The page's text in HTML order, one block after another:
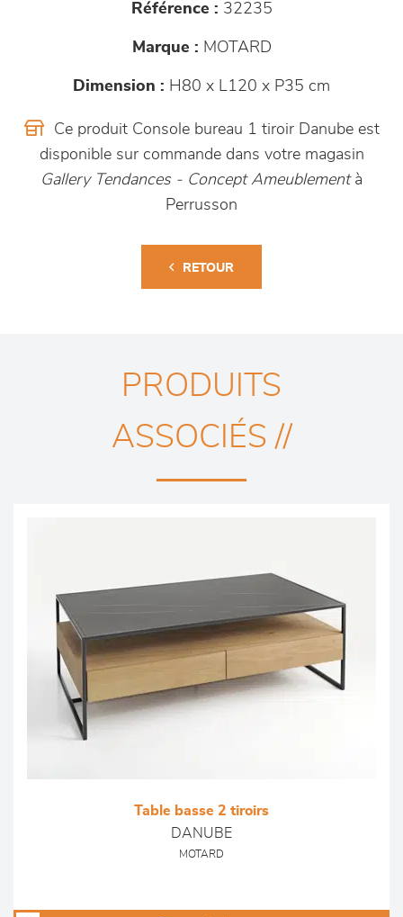
Référence : 32235
Marque : MOTARD
Dimension : H80 x L120 x P35 cm
Ce produit Console bureau 1 tiroir Danube est
disponible sur commande dans votre magasin
Gallery Tendances - Concept Ameublement à
Perrusson
RETOUR
PRODUITS
ASSOCIÉS //
Table basse 2 tiroirs
DANUBE
MOTARD